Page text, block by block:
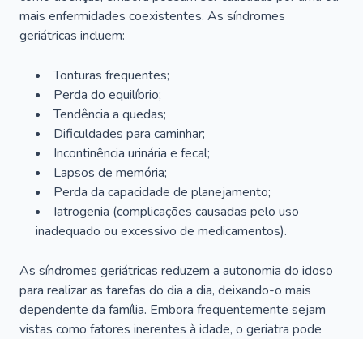
mais enfermidades coexistentes. As síndromes
geriátricas incluem:
Tonturas frequentes;
Perda do equilíbrio;
Tendência a quedas;
Dificuldades para caminhar;
Incontinência urinária e fecal;
Lapsos de memória;
Perda da capacidade de planejamento;
Iatrogenia (complicações causadas pelo uso
inadequado ou excessivo de medicamentos).
As síndromes geriátricas reduzem a autonomia do idoso
para realizar as tarefas do dia a dia, deixando-o mais
dependente da família. Embora frequentemente sejam
vistas como fatores inerentes à idade, o geriatra pode